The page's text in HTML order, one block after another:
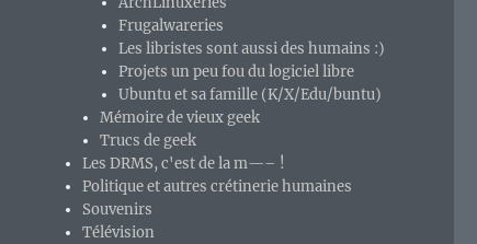
Frugalwareries
Les libristes sont aussi des humains :)
Projets un peu fou du logiciel libre
Ubuntu et sa famille (K/X/Edu/buntu)
Mémoire de vieux geek
Trucs de geek
Les DRMS, c'est de la m—– !
Politique et autres crétinerie humaines
Souvenirs
Télévision